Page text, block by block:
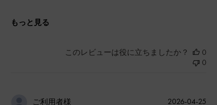
もっと見る
このレビューは役に立ちましたか？
0
0
ご利用者様
公
2026-04-25